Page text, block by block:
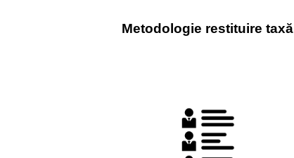
Metodologie restituire taxă